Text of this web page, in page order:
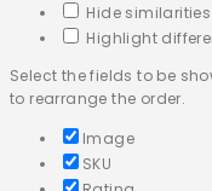
Hide similarities
Highlight
Select the fields to be
to rearrange the order.
Image
SKU